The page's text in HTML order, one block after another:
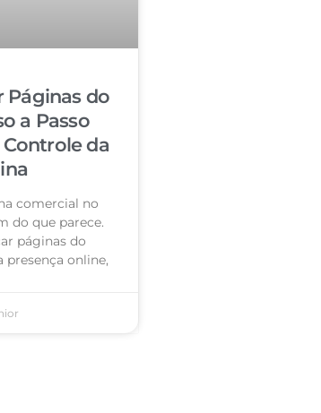
Páginas do
a Passo
da
comercial no
do que parece.
páginas do
presença online,